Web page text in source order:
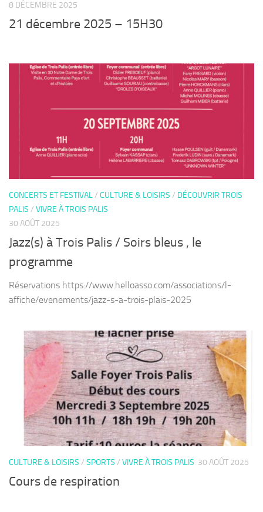
8 DÉCEMBRE 2025
21 décembre 2025 – 15H30
CONCERTS ET FESTIVAL/ CULTURE & LOISIRS / DÉCOUVRIR TROIS
PALIS / VIVRE À TROIS PALIS
30 AOÛT 2025
Jazz(s) à Trois Palis / Soirs bleus , le
programme
Réservations https://www.helloasso.com/associations/l-
affiche/evenements/jazz-s-a-trois-plais-2025
CULTURE & LOISIRS / SPORTS / VIVRE À TROIS PALIS 30 AOÛT 2025
Cours de respiration